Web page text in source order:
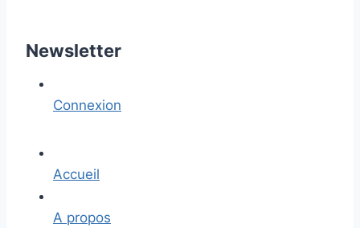
Newsletter
Connexion
Accueil
A propos